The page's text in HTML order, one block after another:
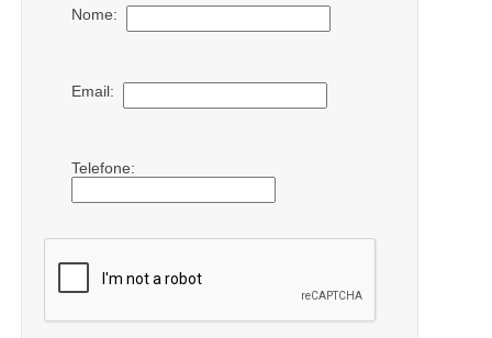
Nome:
Email:
Telefone: